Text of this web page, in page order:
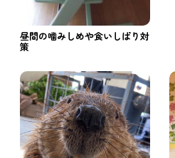
昼間の噛みしめや食いしばり対
策